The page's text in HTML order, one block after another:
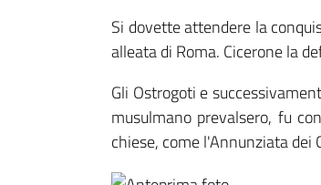
Si dovette attendere la
alleata di Roma. Cicerone la
Gli Ostrogoti e
musulmano prevalsero, fu
chiese, come l'Annunziata